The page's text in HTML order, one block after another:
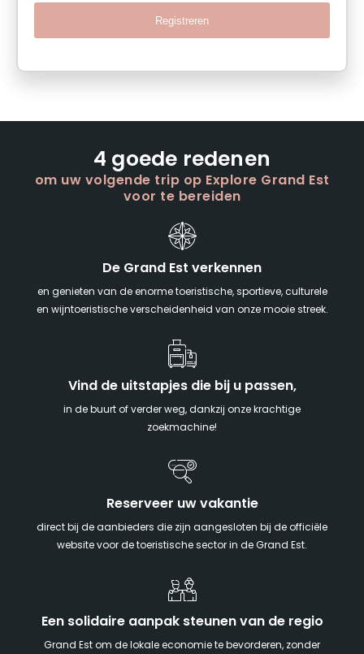
Registreren
4 goede redenen
om uw volgende trip op Explore Grand Est
voor te bereiden
De Grand Est verkennen
en genieten van de enorme toeristische, sportieve, culturele
en wijntoeristische verscheidenheid van onze mooie streek.
Vind de uitstapjes die bij u passen,
in de buurt of verder weg, dankzij onze krachtige
zoekmachine!
Reserveer uw vakantie
direct bij de aanbieders die zijn aangesloten bij de officiële
website voor de toeristische sector in de Grand Est.
Een solidaire aanpak steunen van de regio
Grand Est om de lokale economie te bevorderen, zonder